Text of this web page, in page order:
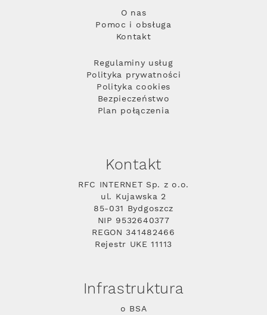
O nas
Pomoc i obsługa
Kontakt
Regulaminy usług
Polityka prywatności
Polityka cookies
Bezpieczeństwo
Plan połączenia
Kontakt
RFC INTERNET Sp. z o.o.
ul. Kujawska 2
85-031 Bydgoszcz
NIP 9532640377
REGON 341482466
Rejestr UKE 11113
Infrastruktura
o BSA